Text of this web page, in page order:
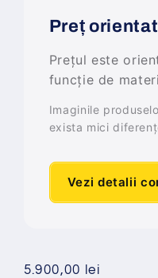
Preț
Prețul este
funcție de
Imaginile
exista mici
Vezi detalii
Preț
5.900,00 lei